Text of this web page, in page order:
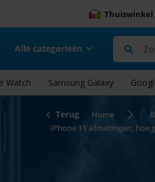
Thuiswinkel
Alle categorieën
Zoeken
Watch Samsung Galaxy
Terug Home
iPhone 11 afmetingen, hoe